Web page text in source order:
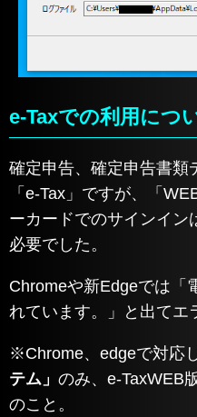
e-Taxでの利用につ
確定申告、確定申告書類
「e-Tax」ですが、「
ーカードでのサインイン
必要でした。
Chromeや新Edgeでは「
れています。」と出てエ
※Chrome、edgeで対応
テム」 のみ、e-TaxWEB
のこと。